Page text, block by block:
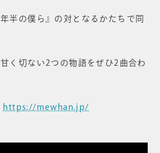
半の僕ら』の対となるかたちで同
く切ない2つの物語をぜひ2曲合わ
https://mewhan.jp/